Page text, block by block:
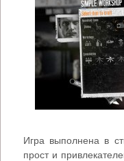
Игра выполнена в
прост и